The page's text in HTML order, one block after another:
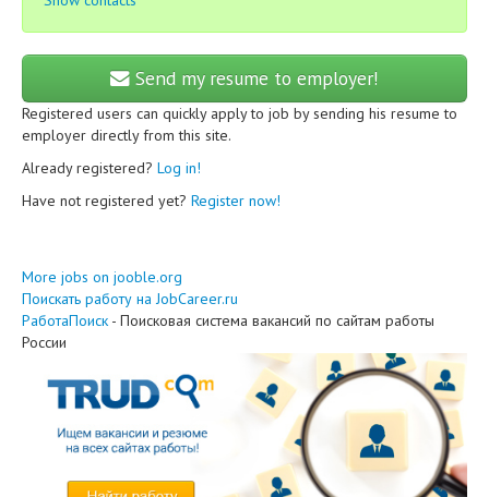
Send my resume to employer!
Registered users can quickly apply to job by sending his resume to
employer directly from this site.
Already registered? Log in!
Have not registered yet? Register now!
More jobs on jooble.org
Поискать работу на JobCareer.ru
РаботаПоиск - Поисковая система вакансий по сайтам работы
России